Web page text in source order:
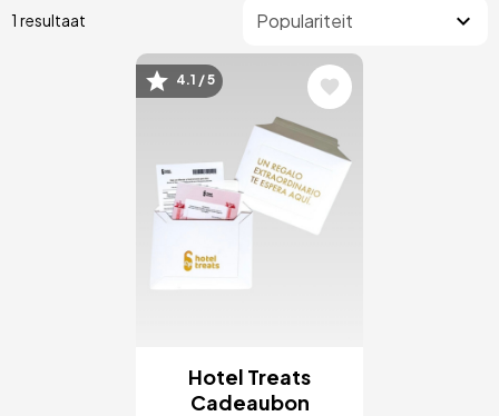
1 resultaat
Afbeelding
4.1 / 5
Hotel Treats
Cadeaubon